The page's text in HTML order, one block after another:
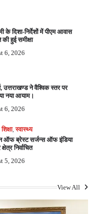
के दिशा-निर्देशों में पीएम आवास
हुई समीक्षा
6, 2026
उत्तराखण्ड ने वैश्विक स्तर पर
नया आयाम।
6, 2026
शिक्षा,स्वास्थ्य
ऑफ ब्रेस्ट सर्जन्स ऑफ इंडिया
निर्वाचित
5, 2026
View All